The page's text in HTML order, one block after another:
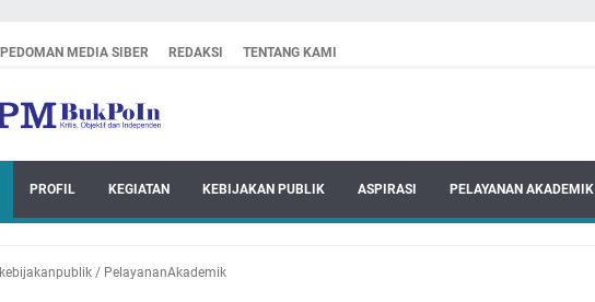
PEDOMAN MEDIA SIBER REDAKSI TENTANG KAMI
PROFIL KEGIATAN KEBIJAKAN PUBLIK ASPIRASI PELAYANAN AKADEMIK
kebijakanpublik / PelayananAkademik